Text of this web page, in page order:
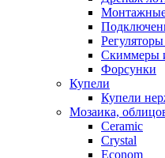
Скиммеры
Форсунки
Купели
Купели
Мозаика,
Ceramic
Crystal
Econom